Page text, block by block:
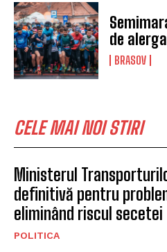
de
BRASOV
CELE MAI NOI STIRI
Ministerul
definitivă pentru
eliminând riscul secetei
POLITICA